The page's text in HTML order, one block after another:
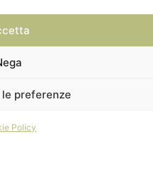
preferenze
Policy –